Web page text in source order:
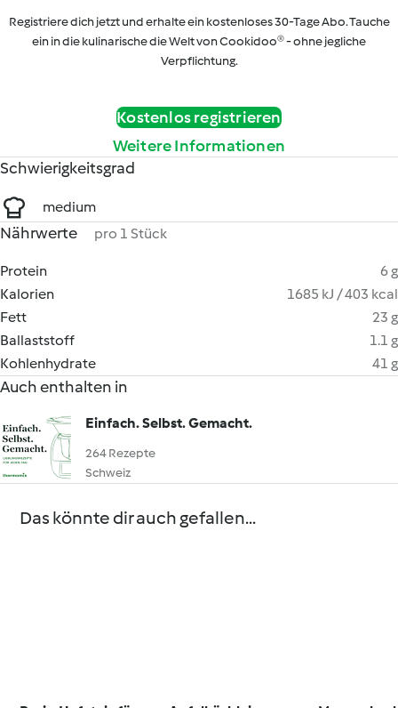
Registriere dich jetzt und erhalte ein kostenloses 30-Tage Abo. Tauche
ein in die kulinarische die Welt von Cookidoo® - ohne jegliche
Verpflichtung.
Kostenlos registrieren
Weitere Informationen
Schwierigkeitsgrad
medium
Nährwerte pro 1 Stück
Protein
6 g
Kalorien
1685 kJ / 403 kcal
Fett
23 g
Ballaststoff
1.1 g
Kohlenhydrate
41 g
Auch enthalten in
Einfach. Selbst. Gemacht.
264 Rezepte
Schweiz
Das könnte dir auch gefallen...